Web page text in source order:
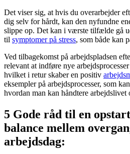
Det viser sig, at hvis du overarbejder
dig selv for hårdt, kan den nyfundne
slippe op. Det kan i værste tilfælde gå
til symptomer på stress, som både kan
Ved tilbagekomst på arbejdspladsen
relevant at indføre nye
hvilket i retur skaber en positiv
eksempler på arbejdsprocesser, som
hvordan man kan håndtere
5 Gode råd til en
balance mellem
arbejdsdag: